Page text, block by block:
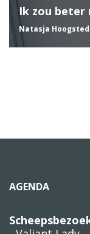
Ik zou beter
Natasja
AGENDA